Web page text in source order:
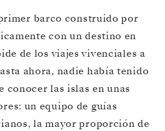
barco construido por
con un destino en
de los viajes vivenciales a
ahora, nadie había tenido
conocer las islas en unas
un equipo de guías
la mayor proporción de